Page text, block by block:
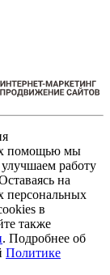
помощью мы
работу
на
персональных
в
также
. Подробнее об
Политике